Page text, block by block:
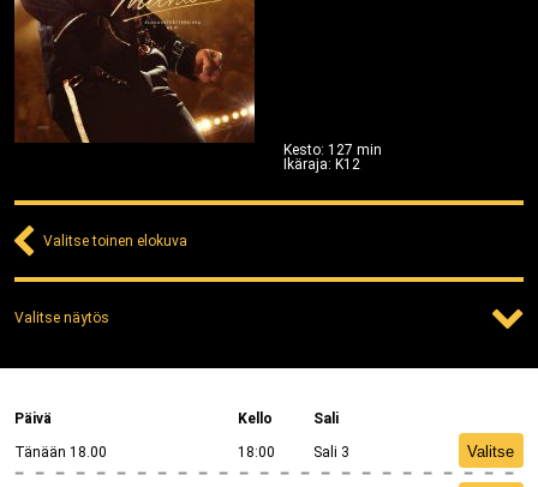
Kesto: 127 min
Ikäraja: K12
Valitse toinen elokuva
Valitse näytös
Päivä Kello
Sali
Tänään 18.00
18:00 Sali 3 Valitse